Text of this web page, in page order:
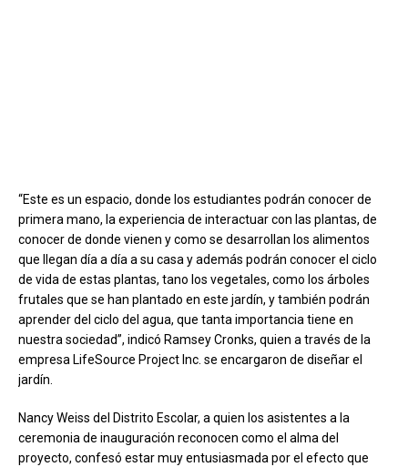
“Este es un espacio, donde los estudiantes podrán conocer de
primera mano, la experiencia de interactuar con las plantas, de
conocer de donde vienen y como se desarrollan los alimentos
que llegan día a día a su casa y además podrán conocer el ciclo
de vida de estas plantas, tano los vegetales, como los árboles
frutales que se han plantado en este jardín, y también podrán
aprender del ciclo del agua, que tanta importancia tiene en
nuestra sociedad”, indicó Ramsey Cronks, quien a través de la
empresa LifeSource Project Inc. se encargaron de diseñar el
jardín.
Nancy Weiss del Distrito Escolar, a quien los asistentes a la
ceremonia de inauguración reconocen como el alma del
proyecto, confesó estar muy entusiasmada por el efecto que